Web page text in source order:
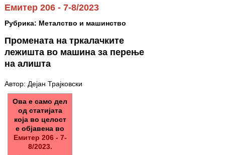
Емитер 206 - 7-8/2023
Рубрика: Металство и машинство
Промената на тркалачките
лежишта во машина за перење
на алишта
Автор: Дејан Трајковски
Ова е само дел
од статијата
која во целост
е објавена во
Емитер 206 - 7-
8/2023.